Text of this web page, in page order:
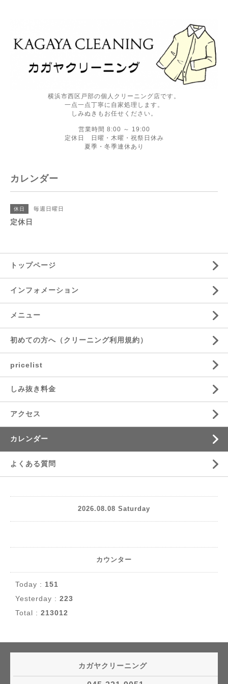
横浜市西区戸部の個人クリーニング店です。
一点一点丁寧に自家処理します。
しみぬきもお任せください。
営業時間 8:00 ～ 19:00
定休日 日曜・木曜・祝祭日休み
夏季・冬季連休あり
カレンダー
休日 毎週日曜日
定休日
トップページ
インフォメーション
メニュー
初めての方へ（クリーニング利用規約）
pricelist
しみ抜き料金
アクセス
カレンダー
よくある質問
2026.08.08 Saturday
カウンター
Today : 151
Yesterday : 223
Total : 213012
カガヤクリーニング